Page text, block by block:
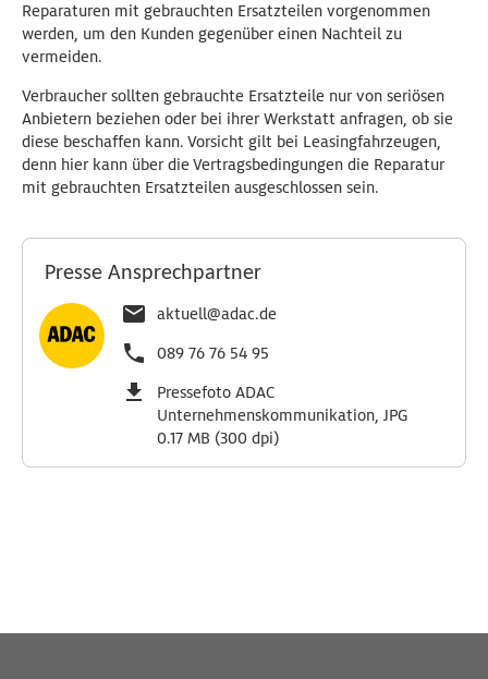
Reparaturen mit gebrauchten Ersatzteilen vorgenommen
werden, um den Kunden gegenüber einen Nachteil zu
vermeiden.
Verbraucher sollten gebrauchte Ersatzteile nur von seriösen
Anbietern beziehen oder bei ihrer Werkstatt anfragen, ob sie
diese beschaffen kann. Vorsicht gilt bei Leasingfahrzeugen,
denn hier kann über die Vertragsbedingungen die Reparatur
mit gebrauchten Ersatzteilen ausgeschlossen sein.
Presse Ansprechpartner
aktuell@adac.de
089 76 76 54 95
Pressefoto ADAC
Unternehmenskommunikation, JPG
0.17 MB (300 dpi)